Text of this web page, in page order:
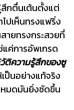
สึกตื่นเต้นตั้งแต่
ไปเห็นทรงแฟริ่ง
ายทรงกระสวยที่
ค่การอัพเกรด
ติความรู้สึกของซู
ป็นอย่างแท้จริง
หมดมันยิ่งชัดขึ้น